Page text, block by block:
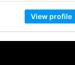
View profile